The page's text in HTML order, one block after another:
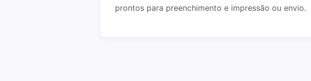
prontos para preenchimento e impressão ou envio.